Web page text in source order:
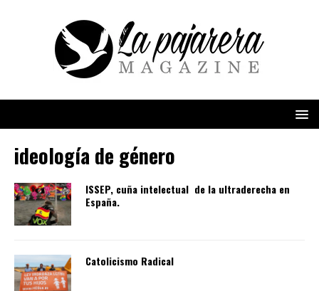
ideología de género
ISSEP, cuña intelectual de la ultraderecha en
España.
Catolicismo Radical